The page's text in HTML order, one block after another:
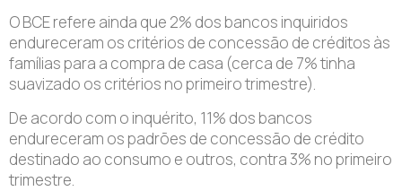
O BCE refere ainda que 2% dos bancos inquiridos
endureceram os critérios de concessão de créditos às
famílias para a compra de casa (cerca de 7% tinha
suavizado os critérios no primeiro trimestre).
De acordo com o inquérito, 11% dos bancos
endureceram os padrões de concessão de crédito
destinado ao consumo e outros, contra 3% no primeiro
trimestre.